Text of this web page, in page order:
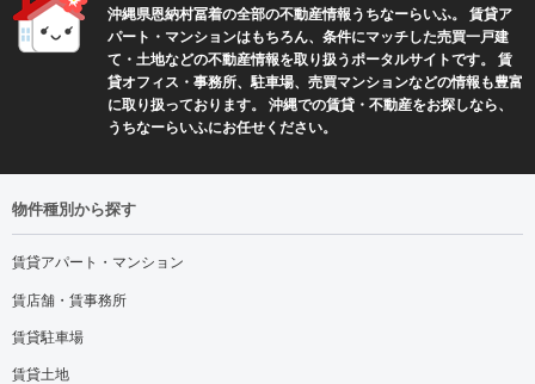
沖縄県恩納村冨着の全部の不動産情報うちなーらいふ。 賃貸ア
パート・マンションはもちろん、条件にマッチした売買一戸建
て・土地などの不動産情報を取り扱うポータルサイトです。 賃
貸オフィス・事務所、駐車場、売買マンションなどの情報も豊富
に取り扱っております。 沖縄での賃貸・不動産をお探しなら、
うちなーらいふにお任せください。
物件種別から探す
賃貸アパート・マンション
賃店舗・賃事務所
賃貸駐車場
賃貸土地